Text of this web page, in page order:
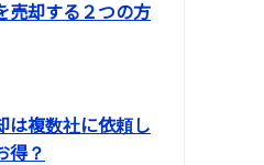
売却する２つの方
は複数社に依頼し
得？